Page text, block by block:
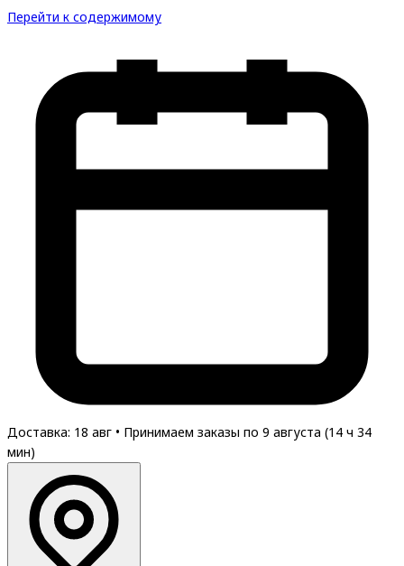
Перейти к содержимому
Доставка: 18 авг • Принимаем заказы по 9 августа (14 ч 34
мин)